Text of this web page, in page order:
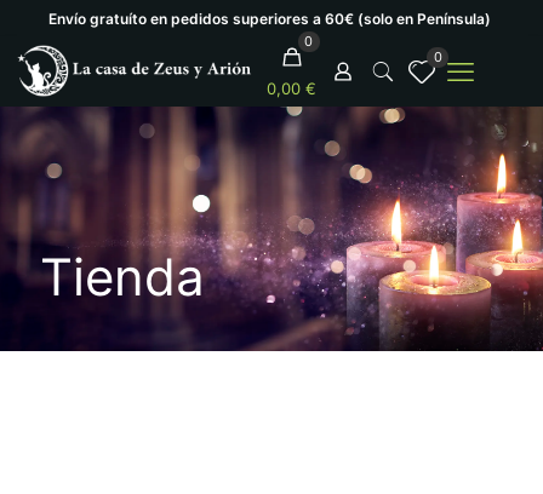
Envío gratuíto en pedidos superiores a 60€ (solo en Península)
0
0,00 €
0
Tienda